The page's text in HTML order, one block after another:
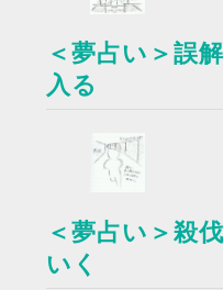
＜夢占い＞誤
入る
＜夢占い＞殺
いく